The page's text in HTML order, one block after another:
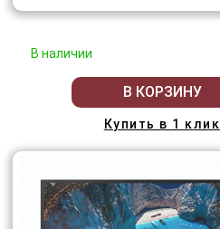
В наличии
В КОРЗИНУ
Купить в 1 клик